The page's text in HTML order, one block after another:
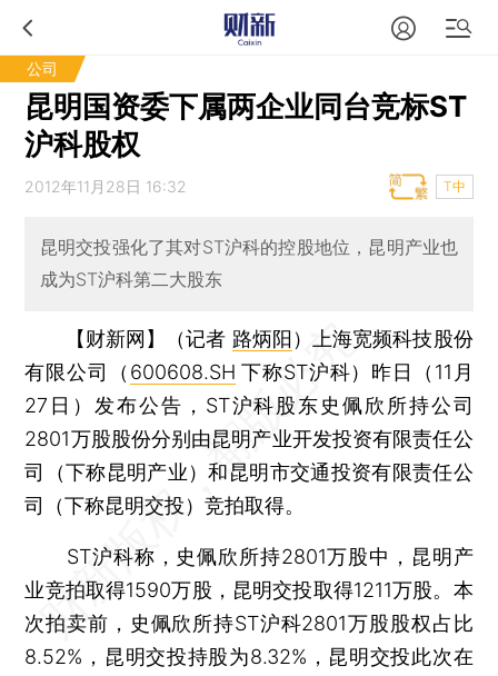
公司
昆明国资委下属两企业同台竞标ST
沪科股权
2012年11月28日 16:32 T中
昆明交投强化了其对ST沪科的控股地位，昆明产业也
成为ST沪科第二大股东
【财新网】（记者 路炳阳 ）
上海宽频科技股份
有限公司（ 600608.SH 下称ST沪科）昨日（11月
27日）发布公告，ST沪科股东史佩欣所持公司
2801万股股份分别由昆明产业开发投资有限责任公
司（下称昆明产业）和昆明市交通投资有限责任公
司（下称昆明交投）竞拍取得。
ST沪科称，史佩欣所持2801万股中，昆明产
业竞拍取得1590万股，昆明交投取得1211万股。本
次拍卖前，史佩欣所持ST沪科2801万股股权占比
8.52%，昆明交投持股为8.32%，昆明交投此次在